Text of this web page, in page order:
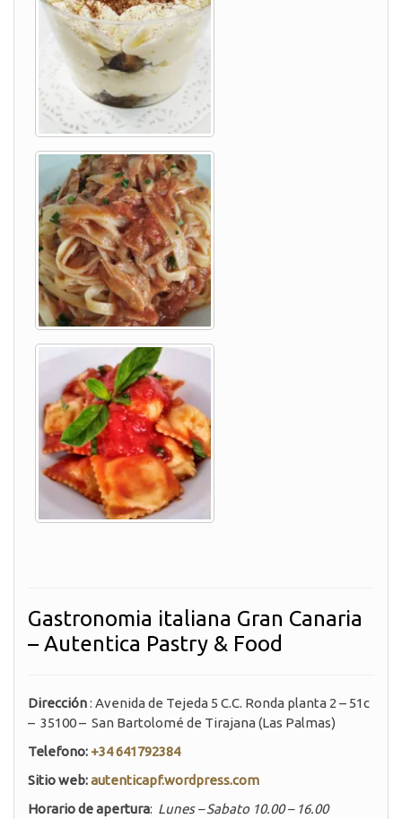
Gastronomia italiana Gran Canaria
– Autentica Pastry & Food
Dirección: Avenida de Tejeda 5 C.C. Ronda planta 2 – 51c
– 35100 – San Bartolomé de Tirajana (Las Palmas)
Telefono: +34 641792384
Sitio web:autenticapf.wordpress.com
Horario de apertura: Lunes – Sabato 10.00 – 16.00